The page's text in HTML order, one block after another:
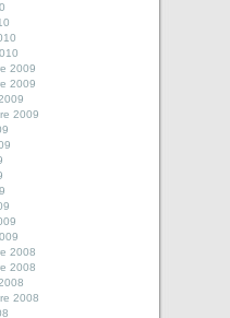
2009
2009
2009
2008
2008
2008